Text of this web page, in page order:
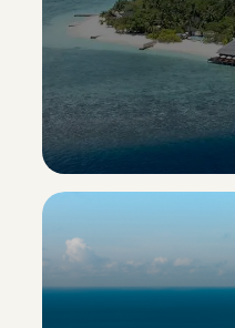
Scopri il resort ->